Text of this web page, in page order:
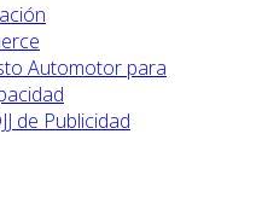
Automotor para
de Publicidad